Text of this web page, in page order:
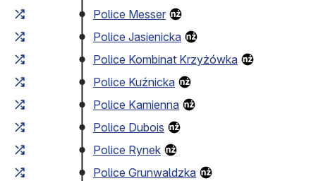
Police Messer
Police Jasienicka
Police Kombinat Krzyżówka
Police Kuźnicka
Police Kamienna
Police Dubois
Police Rynek
Police Grunwaldzka